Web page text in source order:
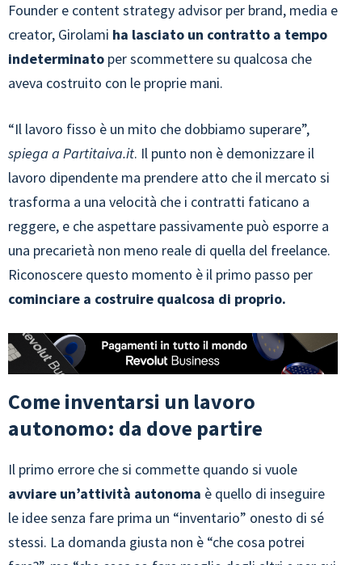
Founder e content strategy advisor per brand, media e
creator, Girolami ha lasciato un contratto a tempo
indeterminato per scommettere su qualcosa che
aveva costruito con le proprie mani.
“Il lavoro fisso è un mito che dobbiamo superare”,
spiega a Partitaiva.it. Il punto non è demonizzare il
lavoro dipendente ma prendere atto che il mercato si
trasforma a una velocità che i contratti faticano a
reggere, e che aspettare passivamente può esporre a
una precarietà non meno reale di quella del freelance.
Riconoscere questo momento è il primo passo per
cominciare a costruire qualcosa di proprio.
Come inventarsi un lavoro
autonomo: da dove partire
Il primo errore che si commette quando si vuole
avviare un’attività autonoma è quello di inseguire
le idee senza fare prima un “inventario” onesto di sé
stessi. La domanda giusta non è “che cosa potrei